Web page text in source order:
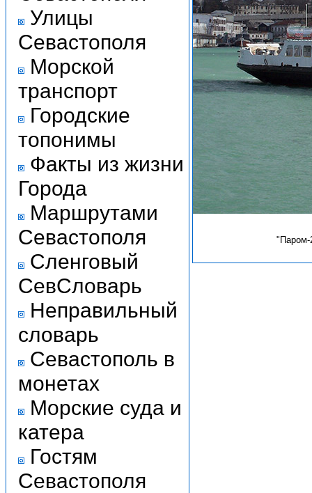
Улицы
Севастополя
Морской
транспорт
Городские
топонимы
Факты из жизни
Города
Маршрутами
Севастополя
Сленговый
СевСловарь
Неправильный
словарь
Севастополь в
монетах
Морские суда и
катера
Гостям
Севастополя
"Паром-